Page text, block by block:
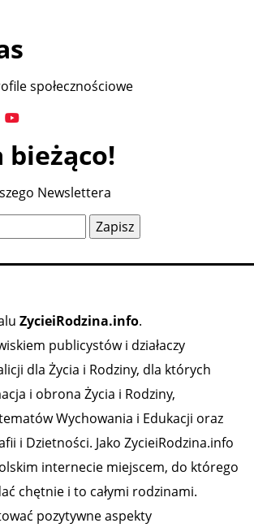
społecznościowe
bieżąco!
Newslettera
ZycieiRodzina.info.
publicystów i działaczy
dla Życia i Rodziny, dla których
i obrona Życia i Rodziny,
Wychowania i Edukacji oraz
i Dzietności. Jako ZycieiRodzina.info
internecie miejscem, do którego
chętnie i to całymi rodzinami.
pozytywne aspekty